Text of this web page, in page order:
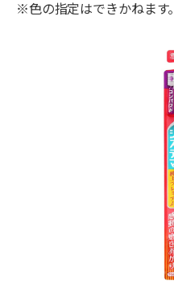
※色の指定はできかねます。